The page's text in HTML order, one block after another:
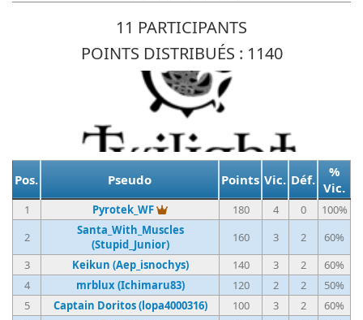
11 PARTICIPANTS
POINTS DISTRIBUÉS : 1140
Pos. Pseudo Points Vic. Déf.
%
Vic.
1 Pyrotek_WF Vainqueur du tournoi
180 4 0
100%
2
Santa_With_Muscles
(Stupid_Junior)
160 3 2
60%
3
Keikun (Aep_isnochys) 140 3 2
60%
4
mrblux (Ichimaru83) 120 2 2
50%
5
Captain Doritos (lopa4000316) 100 3 2
60%